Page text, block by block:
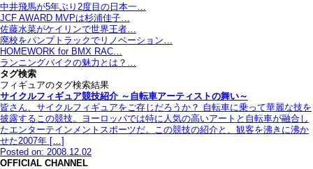
中井飛馬が5年ぶり2度目の日本一…
JCF AWARD MVPは杉浦佳子…
佐藤水菜がケイリンで世界王者…
廃校をパンプトラックでリノベーション…
HOMEWORK for BMX RAC…
ランニングバイクの魅力とは？…
タグ検索
フィギュアのタグ検索結果
サイクルフィギュア競技紹介 ～自転車アーティストの舞い～
皆さん、サイクルフィギュアをご存じだろうか？ 自転車に乗って華麗な技を
披露するこの競技。ヨーロッパでは特に人気の高いアートと自転車が融合し
たエンターテインメントスポーツだ。この競技の紹介と、観客を沸きに沸か
せた2007年 […]
Posted on: 2008.12.02
OFFICIAL CHANNEL